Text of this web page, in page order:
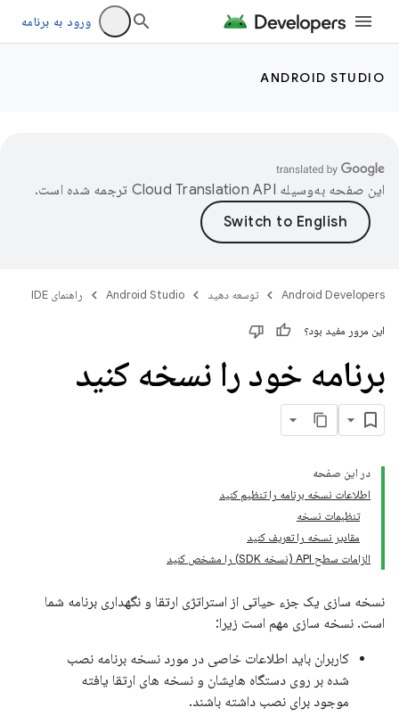
ورود به برنامه
ANDROID STUDIO
این صفحه به‌وسیله ترجمه شده است.
Android Developers توسعه دهید Android Studio راهنمای IDE
این مرور مفید بود؟
برنامه خود را نسخه کنید
در این صفحه
اطلاعات نسخه برنامه را تنظیم کنید
تنظیمات نسخه
مقادیر نسخه را تعریف کنید
الزامات سطح API (نسخه SDK) را مشخص کنید
نسخه سازی یک جزء حیاتی از استراتژی ارتقا و نگهداری برنامه شما
است. نسخه سازی مهم است زیرا:
کاربران باید اطلاعات خاصی در مورد نسخه برنامه نصب
شده بر روی دستگاه هایشان و نسخه های ارتقا یافته
موجود برای نصب داشته باشند.